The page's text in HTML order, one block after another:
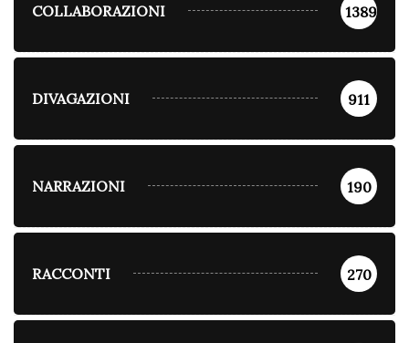
COLLABORAZIONI 1389
DIVAGAZIONI 911
NARRAZIONI 190
RACCONTI 270